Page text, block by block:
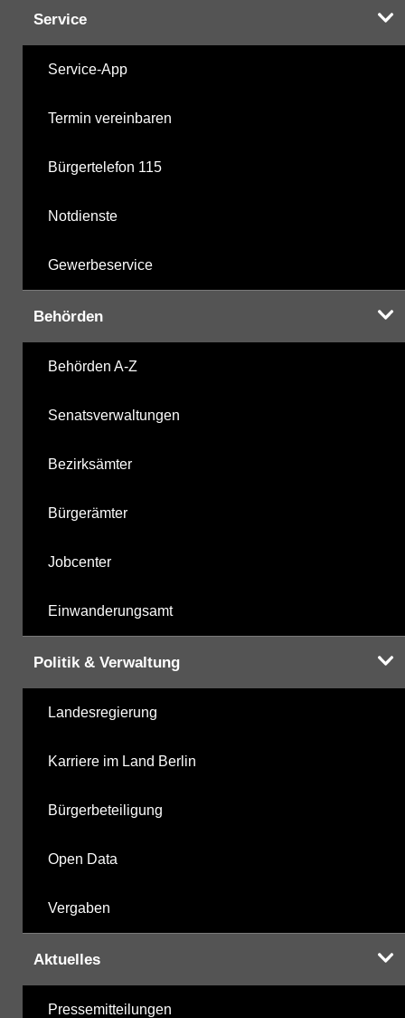
Service
Service-App
Termin vereinbaren
Bürgertelefon 115
Notdienste
Gewerbeservice
Behörden
Behörden A-Z
Senatsverwaltungen
Bezirksämter
Bürgerämter
Jobcenter
Einwanderungsamt
Politik & Verwaltung
Landesregierung
Karriere im Land Berlin
Bürgerbeteiligung
Open Data
Vergaben
Aktuelles
Pressemitteilungen